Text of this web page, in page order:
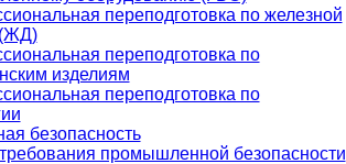
переподготовка по железной
(ЖД)
переподготовка по
изделиям
переподготовка по
безопасность
промышленной безопасности